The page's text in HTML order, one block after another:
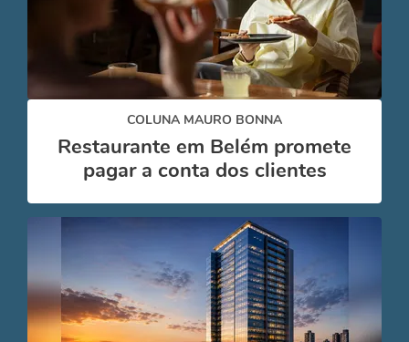
COLUNA MAURO BONNA
Restaurante em Belém promete
pagar a conta dos clientes